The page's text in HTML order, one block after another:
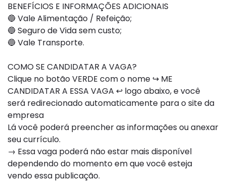
BENEFÍCIOS E INFORMAÇÕES ADICIONAIS
🔵 Vale Alimentação / Refeição;
🔵 Seguro de Vida sem custo;
🔵 Vale Transporte.
COMO SE CANDIDATAR A VAGA?
Clique no botão VERDE com o nome ↪ ME
CANDIDATAR A ESSA VAGA ↩ logo abaixo, e você
será redirecionado automaticamente para o site da
empresa
Lá você poderá preencher as informações ou anexar
seu currículo.
→ Essa vaga poderá não estar mais disponível
dependendo do momento em que você esteja
vendo essa publicação.